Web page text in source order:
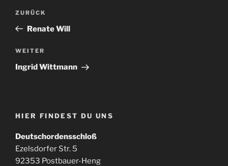
Beitragsnavigation
Vorheriger
Beitrag
ZURÜCK
Renate Will
Nächster
Beitrag
WEITER
Ingrid Wittmann
HIER FINDEST DU UNS
Deutschordensschloß
Ezelsdorfer Str. 5
92353 Postbauer-Heng